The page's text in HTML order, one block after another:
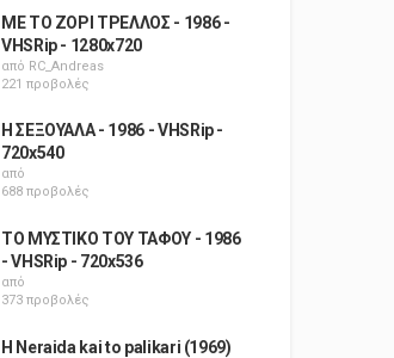
ΜΕ ΤΟ ΖΟΡΙ ΤΡΕΛΛΟΣ - 1986 -
VHSRip - 1280x720
από RC_Andreas
221 προβολές
Η ΣΕΞΟΥΑΛΑ - 1986 - VHSRip -
720x540
από
688 προβολές
ΤΟ ΜΥΣΤΙΚΟ ΤΟΥ ΤΑΦΟΥ - 1986
- VHSRip - 720x536
από
373 προβολές
H Neraida kai to palikari (1969)